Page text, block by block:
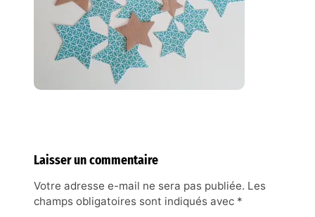
Laisser un commentaire
Votre adresse e-mail ne sera pas publiée. Les
champs obligatoires sont indiqués avec *